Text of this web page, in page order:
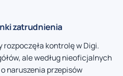
zatrudnienia
kontrolę w Digi.
ale według nieoficjalnych
naruszenia przepisów